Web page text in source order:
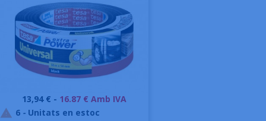
Preu
13,94 € - 16.87 € Amb IVA
 6 - Unitats en estoc